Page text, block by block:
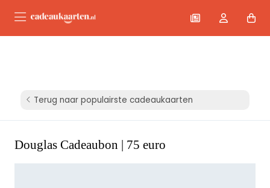
Terug naar populairste cadeaukaarten
Douglas Cadeaubon | 75 euro